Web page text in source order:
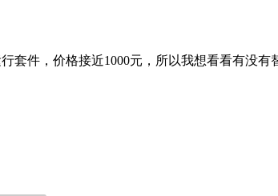
件，价格接近1000元，所以我想看看有没有